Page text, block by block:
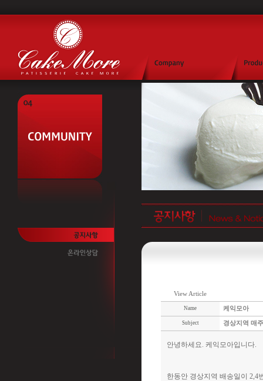
View Article
Name 케익모아
Subject 경상지역 매
안녕하세요. 케익모아입니다.
한동안 경상지역 배송일이 2,4